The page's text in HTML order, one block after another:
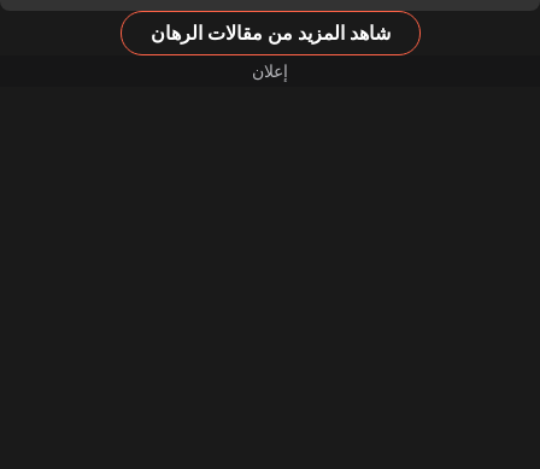
شاهد المزيد من مقالات الرهان